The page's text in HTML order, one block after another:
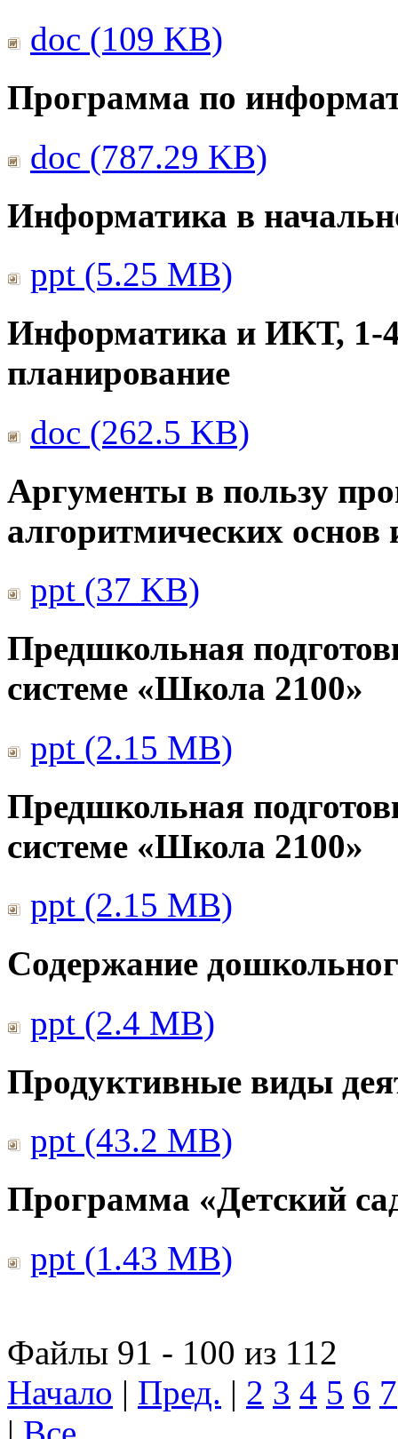
doc (109 KB)
Программа по
doc (787.29 KB)
Информатика в
ppt (5.25 MB)
Информатика и ИКТ, 1-
планирование
doc (262.5 KB)
Аргументы в пользу
алгоритмических
ppt (37 KB)
Предшкольная
системе «Школа 2100»
ppt (2.15 MB)
Предшкольная
системе «Школа 2100»
ppt (2.15 MB)
Содержание
ppt (2.4 MB)
Продуктивные виды
ppt (43.2 MB)
Программа «Детский
ppt (1.43 MB)
Файлы 91 - 100 из 112
Начало | Пред. | 2 3 4 5 6 7